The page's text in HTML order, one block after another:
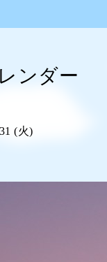
ンダー
(火)